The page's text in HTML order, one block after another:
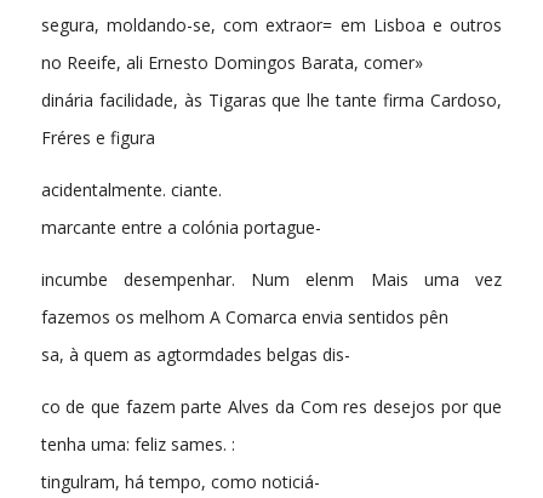
segura, moldando-se, com extraor= em Lisboa e outros
no Reeife, ali Ernesto Domingos Barata, comer»
dinária facilidade, às Tigaras que lhe tante firma Cardoso,
Fréres e figura
acidentalmente. ciante.
marcante entre a colónia portague-
incumbe desempenhar. Num elenm Mais uma vez
fazemos os melhom A Comarca envia sentidos pên
sa, à quem as agtormdades belgas dis-
co de que fazem parte Alves da Com res desejos por que
tenha uma: feliz sames. :
tingulram, há tempo, como noticiá-